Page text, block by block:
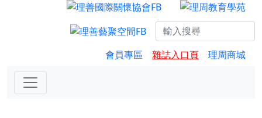
會員專區 雜誌入口頁 理周商城